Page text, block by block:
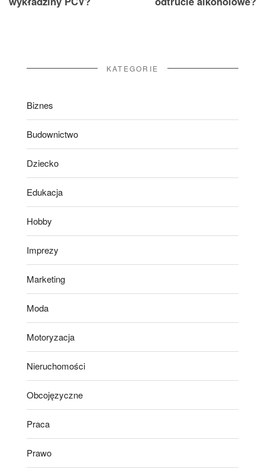
KATEGORIE
Biznes
Budownictwo
Dziecko
Edukacja
Hobby
Imprezy
Marketing
Moda
Motoryzacja
Nieruchomości
Obcojęzyczne
Praca
Prawo